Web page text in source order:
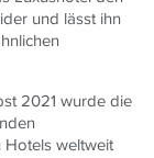
und lässt ihn
2021 wurde die
Hotels weltweit